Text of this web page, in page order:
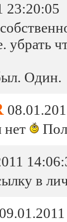
23:20:05
убрать
Один.
нет
в